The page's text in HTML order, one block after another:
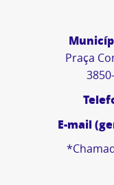
Praça
E-mail